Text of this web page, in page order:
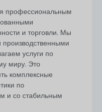
в зависимости от
профессиональным
и торговли. Мы
услуги по
миру. Это
комплексные
по
и со стабильным